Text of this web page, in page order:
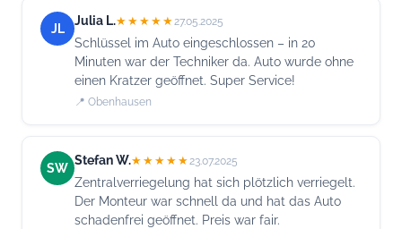
JL
Julia L.★★★★★ 27.05.2025
Schlüssel im Auto eingeschlossen – in 20
Minuten war der Techniker da. Auto wurde ohne
einen Kratzer geöffnet. Super Service!
📍 Obenhausen
SW
Stefan W.★★★★★ 23.07.2025
Zentralverriegelung hat sich plötzlich verriegelt.
Der Monteur war schnell da und hat das Auto
schadenfrei geöffnet. Preis war fair.